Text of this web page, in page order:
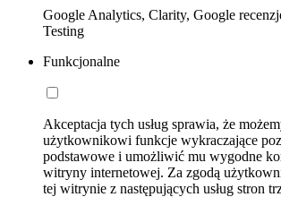
Google Analytics, Clarity, Google
Testing
Funkcjonalne
Akceptacja tych usług sprawia, że
użytkownikowi funkcje wykraczające
podstawowe i umożliwić mu wygodne
witryny internetowej. Za zgodą
tej witrynie z następujących usług stron